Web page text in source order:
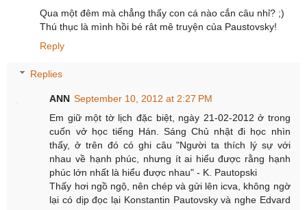
Qua một đêm mà chẳng thấy con cá nào cắn câu nhỉ? ;)
Thú thục là mình hồi bé rât mê truyện của Paustovsky!
Reply
Replies
ANN September 10, 2012 at 2:27 PM
Em giữ một tờ lịch đặc biệt, ngày 21-02-2012 ở trong
cuốn vở học tiếng Hán. Sáng Chủ nhật đi học nhìn
thấy, ở trên đó có ghi câu "Người ta thích lý sự với
nhau về hạnh phúc, nhưng ít ai hiểu được rằng hạnh
phúc lớn nhất là hiểu được nhau" - K. Pautopski
Thấy hơi ngồ ngộ, nên chép và gửi lên icva, không ngờ
lại có dịp đọc lại Konstantin Pautovsky và nghe Edvard